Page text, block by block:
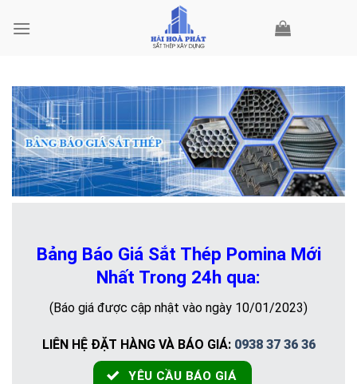
Bảng Báo Giá Sắt Thép Pomina Mới
Nhất Trong 24h qua:
(Báo giá được cập nhật vào ngày 10/01/2023)
LIÊN HỆ ĐẶT HÀNG VÀ BÁO GIÁ: 0938 37 36 36
YÊU CẦU BÁO GIÁ